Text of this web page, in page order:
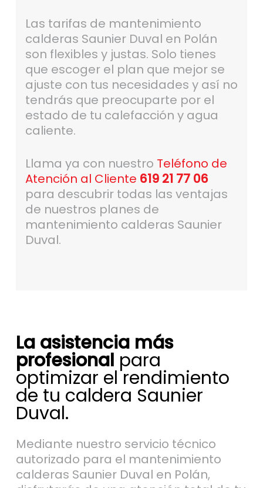
Las tarifas de mantenimiento
calderas Saunier Duval en Polán
son flexibles y justas. Solo tienes
que escoger el plan que mejor se
ajuste con tus necesidades y así no
tendrás que preocuparte por el
estado de tu calefacción y agua
caliente.
Llama ya con nuestro Teléfono de
Atención al Cliente 619 21 77 06
para descubrir todas las ventajas
de nuestros planes de
mantenimiento calderas Saunier
Duval.
La asistencia más
profesional para
optimizar el rendimiento
de tu caldera Saunier
Duval.
Mediante nuestro servicio técnico
autorizado para el mantenimiento
calderas Saunier Duval en Polán,